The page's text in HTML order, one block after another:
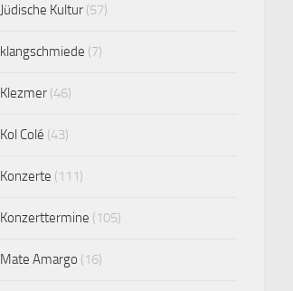
Jüdische Kultur (57)
klangschmiede (7)
Klezmer (46)
Kol Colé (43)
Konzerte (111)
Konzerttermine (105)
Mate Amargo (16)